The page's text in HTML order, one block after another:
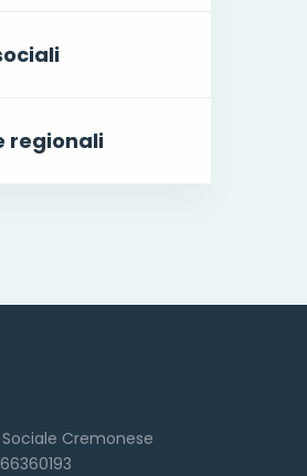
regionali
Cremonese